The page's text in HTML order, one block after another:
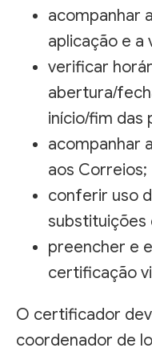
acompanhar
aplicação e a
verificar
abertura/
início/fim das
acompanhar
aos Correios;
conferir uso
substituições
preencher e
certificação
O certificador
coordenador de